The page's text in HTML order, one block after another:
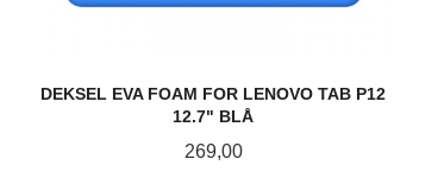
DEKSEL EVA FOAM FOR LENOVO TAB P12
12.7" BLÅ
Pris
269,00